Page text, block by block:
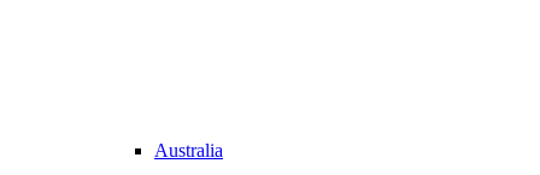
Australia